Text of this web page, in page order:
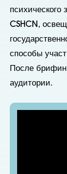
психического
CSHCN,
способы
После
аудитории.